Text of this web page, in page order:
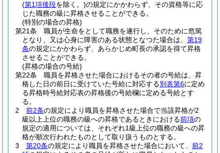
(第1項後段を除く。)の規定にかかわらず、その資格等に応
じた職務の級に昇格させることができる。
(特別の場合の昇格)
第21条
職員が生命をとして職務を遂行し、そのために危篤
となり、又は心身に障害のある状態となつた場合は、 第19
条の規定にかかわらず、あらかじめ町長の承認を得て昇格
させることができる。
(昇格の場合の号給)
第22条
職員を昇格させた場合におけるその者の号給は、昇
格した日の前日に受けていた号給に対応する別表第6に定め
る昇格時号給対応表の昇格後の号給欄に定める号給とす
る。
2
前2条の規定により職員を昇格させた場合で当該昇格が2
級以上上位の職務の級への昇格であるときにおける前項の
規定の適用については、それぞれ1級上位の職務の級への昇
格が順次行われたものとして取り扱うものとする。
3
第20条の規定により職員を昇格させた場合において、 前2